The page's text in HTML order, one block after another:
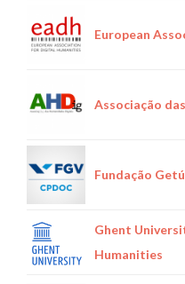
European
Associação
Fundação
Ghent
Humanities